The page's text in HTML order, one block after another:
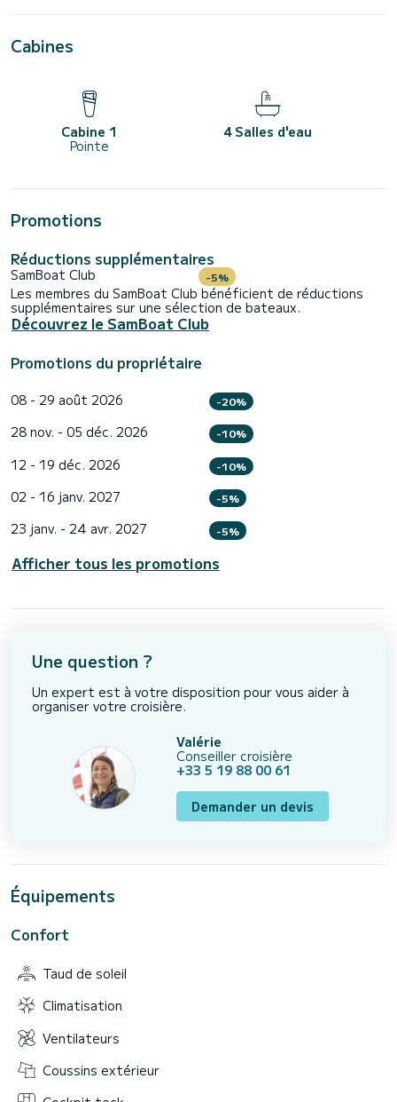
Cabines
Cabine 1
Pointe
4 Salles d'eau
Promotions
Réductions supplémentaires
SamBoat Club -5%
Les membres du SamBoat Club bénéficient de réductions
supplémentaires sur une sélection de bateaux.
Découvrez le SamBoat Club
Promotions du propriétaire
08 - 29 août 2026 -20%
28 nov. - 05 déc. 2026 -10%
12 - 19 déc. 2026 -10%
02 - 16 janv. 2027 -5%
23 janv. - 24 avr. 2027 -5%
Afficher tous les promotions
Une question ?
Un expert est à votre disposition pour vous aider à
organiser votre croisière.
Valérie
Conseiller croisière
+33 5 19 88 00 61
Demander un devis
Équipements
Confort
Taud de soleil
Climatisation
Ventilateurs
Coussins extérieur